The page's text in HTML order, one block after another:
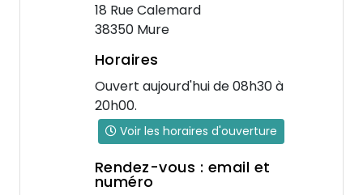
18 Rue Calemard
38350 Mure
Horaires
Ouvert aujourd'hui de 08h30 à
20h00.
Voir les horaires d'ouverture
Rendez-vous : email et
numéro